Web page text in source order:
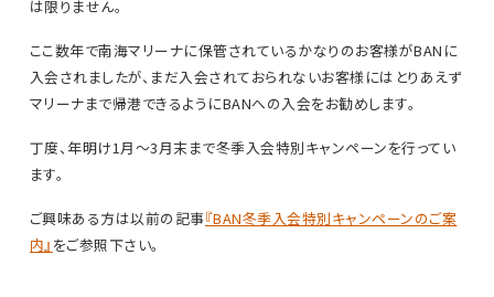
は限りません。
ここ数年で南海マリーナに保管されているかなりのお客様がBANに
入会されましたが、まだ入会されておられないお客様にはとりあえず
マリーナまで帰港できるようにBANへの入会をお勧めします。
丁度、年明け1月～3月末まで冬季入会特別キャンペーンを行ってい
ます。
ご興味ある方は以前の記事『BAN冬季入会特別キャンペーンのご案
内』 をご参照下さい。